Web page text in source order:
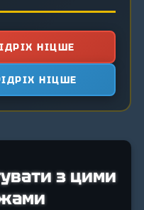
НІЦШЕ
НІЦШЕ
з цими